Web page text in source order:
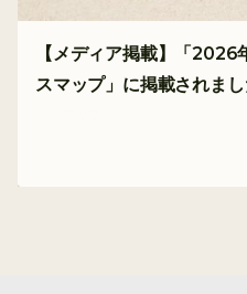
【メディア掲載】「2026
スマップ」に掲載されまし